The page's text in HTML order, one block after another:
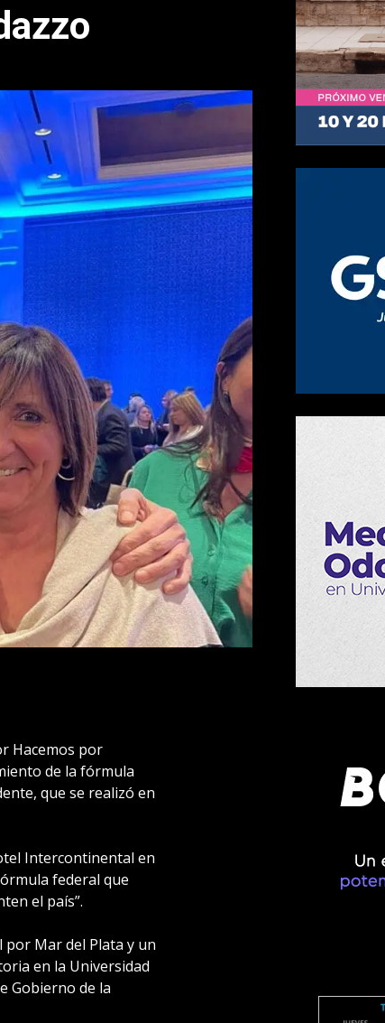
Hacemos por
de la fórmula
que se realizó en
Intercontinental en
federal que
el país”.
por Mar del Plata y un
en la Universidad
Gobierno de la